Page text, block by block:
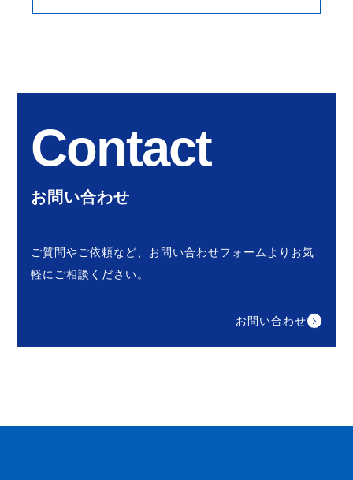
Contact
お問い合わせ
ご質問やご依頼など、お問い合わせフォームより お気
軽にご相談ください。
お問い合わせ